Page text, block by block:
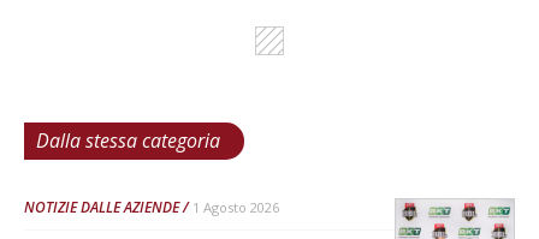
Dalla stessa categoria
NOTIZIE DALLE AZIENDE 1 Agosto 2026